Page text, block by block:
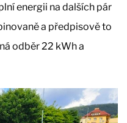
energii na dalších pár
a předpisově to
odběr 22 kWh a